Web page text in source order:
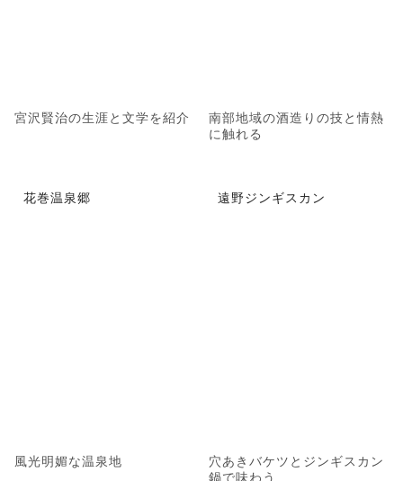
宮沢賢治の生涯と文学を紹介
南部地域の酒造りの技と情熱
に触れる
花巻温泉郷
風光明媚な温泉地
遠野ジンギスカン
穴あきバケツとジンギスカン
鍋で味わう